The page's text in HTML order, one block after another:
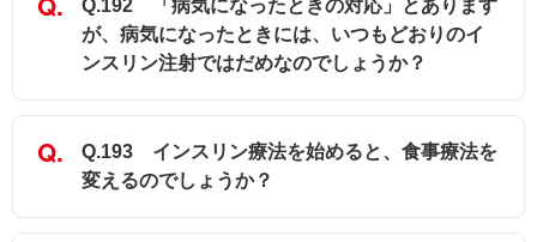
Q.192 「病気になったときの対応」とあります
が、病気になったときには、いつもどおりのイ
ンスリン注射ではだめなのでしょうか？
Q.193 インスリン療法を始めると、食事療法を
変えるのでしょうか？